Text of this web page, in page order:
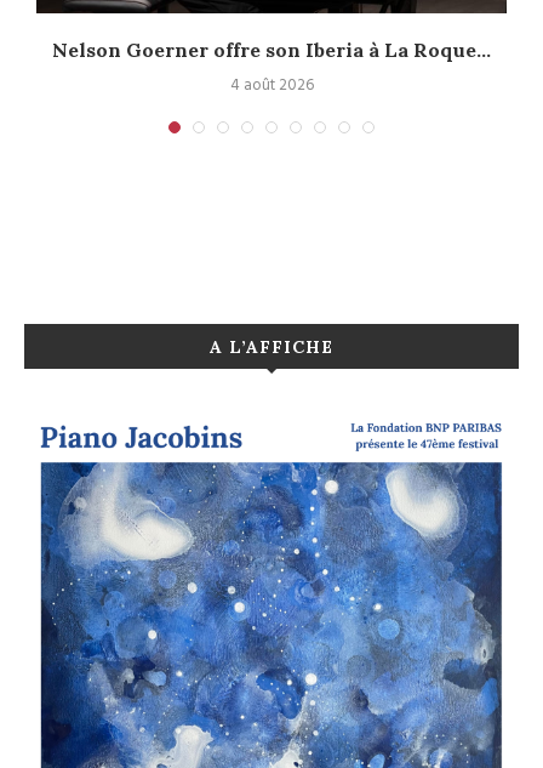
Nelson Goerner offre son Iberia à La Roque...
4 août 2026
A L’AFFICHE